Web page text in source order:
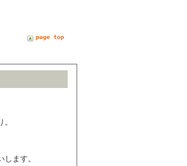
page top
ます。